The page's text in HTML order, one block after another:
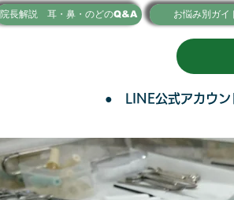
院長解説 耳・鼻・のどのQ&A お悩み別ガイ
● LINE公式アカウ